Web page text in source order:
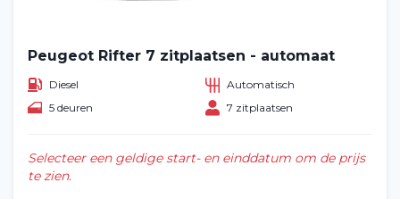
Peugeot Rifter 7 zitplaatsen - automaat
Diesel
Automatisch
5 deuren
7 zitplaatsen
Selecteer een geldige start- en einddatum om de prijs
te zien.